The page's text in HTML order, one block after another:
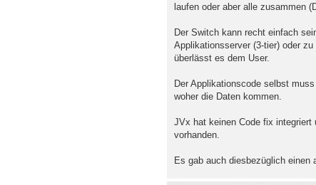
laufen oder aber alle zusammen
Der Switch kann recht einfach
Applikationsserver (3-tier) oder
überlässt es dem User.
Der Applikationscode selbst
woher die Daten kommen.
JVx hat keinen Code fix integriert
vorhanden.
Es gab auch diesbezüglich einen